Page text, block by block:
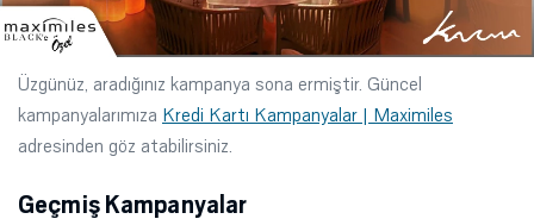
Üzgünüz, aradığınız kampanya sona ermiştir. Güncel
kampanyalarımıza Kredi Kartı Kampanyalar | Maximiles
adresinden göz atabilirsiniz.
Geçmiş Kampanyalar